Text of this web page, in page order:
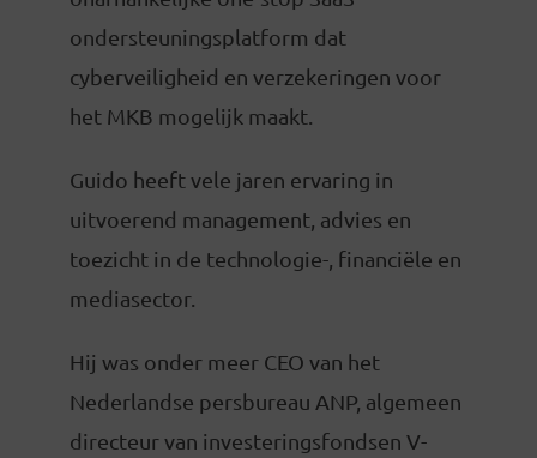
ondersteuningsplatform dat
cyberveiligheid en verzekeringen voor
het MKB mogelijk maakt.
Guido heeft vele jaren ervaring in
uitvoerend management, advies en
toezicht in de technologie-, financiële en
mediasector.
Hij was onder meer CEO van het
Nederlandse persbureau ANP, algemeen
directeur van investeringsfondsen V-